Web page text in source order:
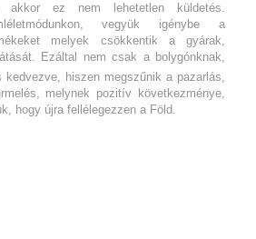
akkor ez nem lehetetlen küldetés.
vegyük igénybe a
melyek csökkentik a gyárak,
Ezáltal nem csak a bolygónknak,
hiszen megszűnik a pazarlás,
melynek pozitív következménye,
hogy újra fellélegezzen a Föld.